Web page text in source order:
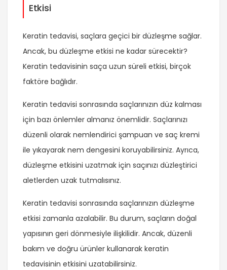
Etkisi
Keratin tedavisi, saçlara geçici bir düzleşme sağlar.
Ancak, bu düzleşme etkisi ne kadar sürecektir?
Keratin tedavisinin saça uzun süreli etkisi, birçok
faktöre bağlıdır.
Keratin tedavisi sonrasında saçlarınızın düz kalması
için bazı önlemler almanız önemlidir. Saçlarınızı
düzenli olarak nemlendirici şampuan ve saç kremi
ile yıkayarak nem dengesini koruyabilirsiniz. Ayrıca,
düzleşme etkisini uzatmak için saçınızı düzleştirici
aletlerden uzak tutmalısınız.
Keratin tedavisi sonrasında saçlarınızın düzleşme
etkisi zamanla azalabilir. Bu durum, saçların doğal
yapısının geri dönmesiyle ilişkilidir. Ancak, düzenli
bakım ve doğru ürünler kullanarak keratin
tedavisinin etkisini uzatabilirsiniz.